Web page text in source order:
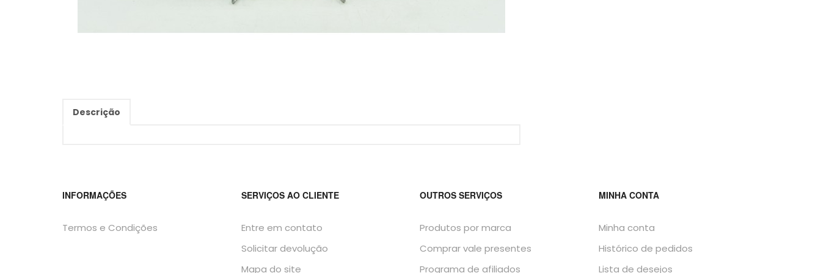
Descrição
INFORMAÇÕES
Termos e Condições
SERVIÇOS AO CLIENTE
Entre em contato
Solicitar devolução
Mapa do site
OUTROS SERVIÇOS
Produtos por marca
Comprar vale presentes
Programa de afiliados
MINHA CONTA
Minha conta
Histórico de pedidos
Lista de desejos